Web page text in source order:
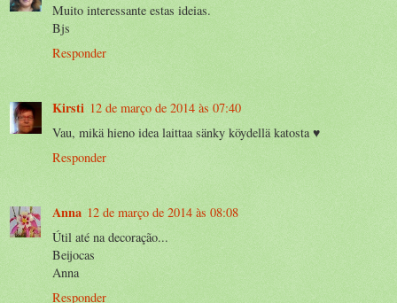
Muito interessante estas ideias.
Bjs
Responder
Kirsti 12 de março de 2014 às 07:40
Vau, mikä hieno idea laittaa sänky köydellä katosta ♥
Responder
Anna 12 de março de 2014 às 08:08
Útil até na decoração...
Beijocas
Anna
Responder